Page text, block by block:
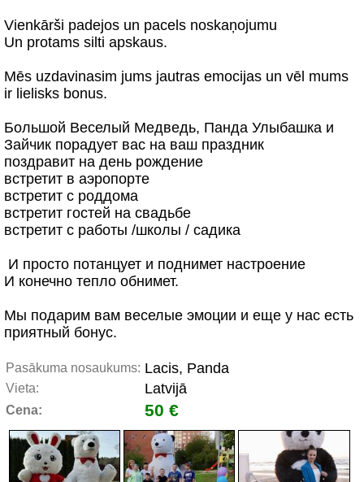
Vienkārši padejos un pacels noskaņojumu
Un protams silti apskaus.
Mēs uzdavinasim jums jautras emocijas un vēl mums
ir lielisks bonus.
Большой Веселый Медведь, Панда Улыбашка и
Зайчик ‍порадует вас на ваш праздник
поздравит на день рождение
встретит в аэропорте
встретит с роддома
встретит гостей на свадьбе
встретит с работы /школы / садика
‍ И просто потанцует и поднимет настроение
И конечно тепло обнимет.
Мы подарим вам веселые эмоции и еще у нас есть
приятный бонус.
Pasākuma nosaukums: Lacis, Panda
Vieta: Latvijā
Cena: 50 €